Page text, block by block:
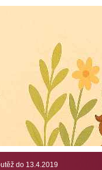
do 13.4.2019